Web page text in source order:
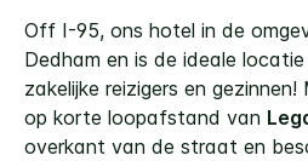
Off I-95, ons hotel in de
Dedham en is de ideale
zakelijke reizigers en gezinnen!
op korte loopafstand van
overkant van de straat en